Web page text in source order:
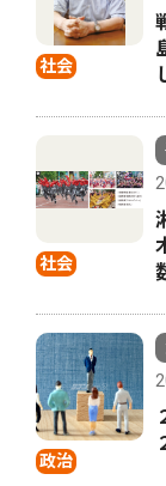
社会
社会
政治